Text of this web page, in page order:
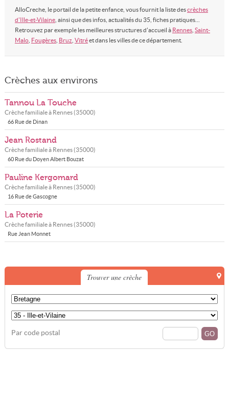
AlloCreche, le portail de la petite enfance, vous fournit la liste descrèches
d'Ille-et-Vilaine, ainsi que des infos, actualités du 35, fiches pratiques...
Retrouvez par exemple les meilleures structures d'accueil à Rennes, Saint-
Malo, Fougères, Bruz Vitréet dans les villes de ce département.
Crèches aux environs
Tannou La Touche
Crèche familiale à Rennes(35000)
66 Rue de Dinan
Jean Rostand
Crèche familiale à Rennes(35000)
60 Rue du Doyen Albert Bouzat
Pauline Kergomard
Crèche familiale à Rennes(35000)
16 Rue de Gascogne
La Poterie
Crèche familiale à Rennes(35000)
Rue Jean Monnet
Trouver une crèche
Par code postal